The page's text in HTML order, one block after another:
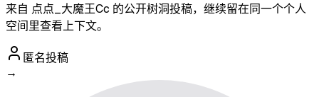
来自 点点_大魔王Cc 的公开树洞投稿，继续留在同一个个人
空间里查看上下文。
匿名投稿
→